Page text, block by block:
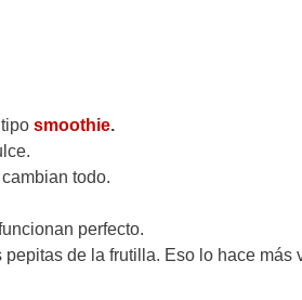
smoothie.
todo.
perfecto.
pepitas de la frutilla. Eso lo hace más